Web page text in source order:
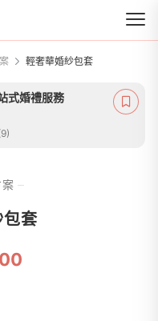
集
輕奢華婚紗包套
式婚禮服務
套